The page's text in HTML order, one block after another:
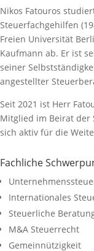
Nikos Fatouros
Steuerfachgehilfen
Freien Universität
Kaufmann ab. Er ist
seiner
angestellter
Seit 2021 ist Herr
Mitglied im Beirat der
sich aktiv für die
Fachliche
Internationales
Steuerliche
M&A Steuerrecht
Gemeinnützigkeit